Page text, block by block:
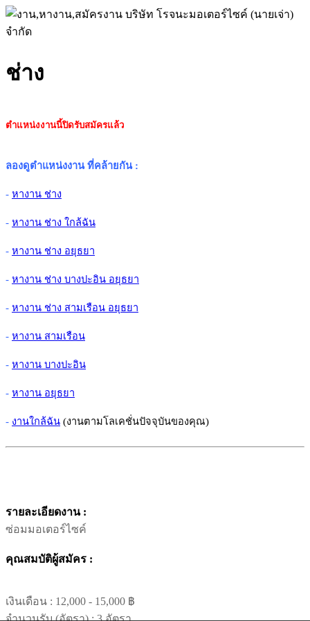
ช่าง
ตำแหน่งงานนี้ปิดรับสมัครแล้ว
ลองดูตำแหน่งงาน ที่คล้ายกัน:
- หางาน ช่าง
- หางาน ช่าง ใกล้ฉัน
- หางาน ช่าง อยุธยา
- หางาน ช่าง บางปะอิน อยุธยา
- หางาน ช่าง สามเรือน อยุธยา
- หางาน สามเรือน
- หางาน บางปะอิน
- หางาน อยุธยา
- งานใกล้ฉัน (งานตามโลเคชั่นปัจจุบันของคุณ)
รายละเอียดงาน :
ซ่อมมอเตอร์ไซค์
คุณสมบัติผู้สมัคร :
เงินเดือน : 12,000 - 15,000 ฿
จำนวนรับ (อัตรา) : 3 อัตรา